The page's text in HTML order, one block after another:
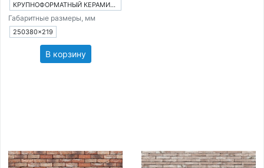
КРУПНОФОРМАТНЫЙ КЕРАМИЧЕСКИЙ БЛОК
Габаритные размеры, мм
250380×219
В корзину